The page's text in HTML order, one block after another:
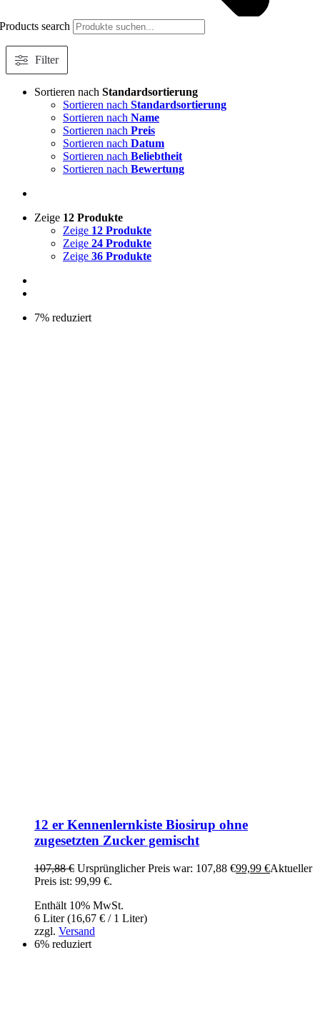
Products search
Filter
Sortieren nach Standardsortierung
Sortieren nach Standardsortierung
Sortieren nach Name
Sortieren nach Preis
Sortieren nach Datum
Sortieren nach Beliebtheit
Sortieren nach Bewertung
Zeige 12 Produkte
Zeige 12 Produkte
Zeige 24 Produkte
Zeige 36 Produkte
7% reduziert
12 er Kennenlernkiste Biosirup ohne
zugesetzten Zucker gemischt
107,88€ Ursprünglicher Preis war: 107,88 €99,99 €Aktueller
Preis ist: 99,99 €.
Enthält 10% MwSt.
6 Liter (16,67 € / 1 Liter)
zzgl. Versand
6% reduziert